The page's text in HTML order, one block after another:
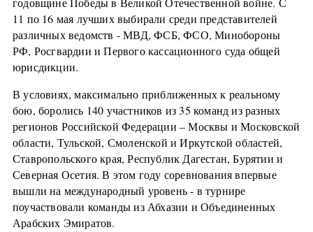
11 по 16 мая лучших выбирали среди представителей
различных ведомств - МВД, ФСБ, ФСО, Минобороны
РФ, Росгвардии и Первого кассационного суда общей
юрисдикции.
В условиях, максимально приближенных к реальному
бою, боролись 140 участников из 35 команд из разных
регионов Российской Федерации – Москвы и Московской
области, Тульской, Смоленской и Иркутской областей,
Ставропольского края, Республик Дагестан, Бурятии и
Северная Осетия. В этом году соревнования впервые
вышли на международный уровень - в турнире
поучаствовали команды из Абхазии и Объединенных
Арабских Эмиратов.